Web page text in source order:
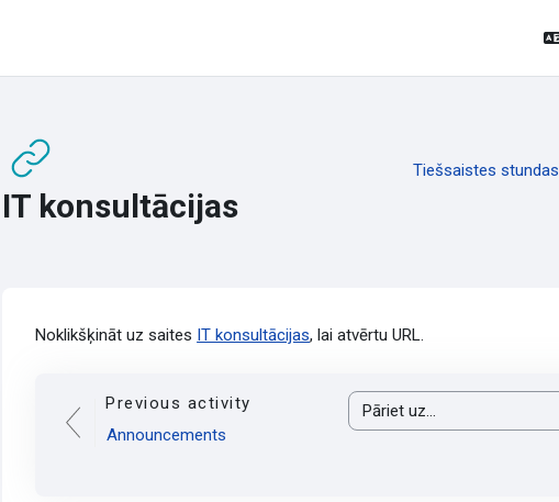
IT konsultācijas
Tiešsaistes stundas
Noklikšķināt uz saites IT konsultācijas, lai atvērtu URL.
Previous activity
Announcements
Pāriet uz...